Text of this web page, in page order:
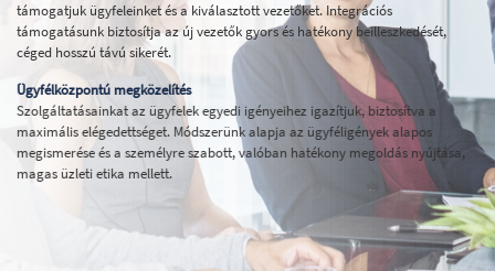
támogatjuk ügyfeleinket és a kiválasztott vezetőket. Integrációs
támogatásunk biztosítja az új vezetők gyors és hatékony beilleszkedését,
céged hosszú távú sikerét.
Ügyfélközpontú megközelítés
Szolgáltatásainkat az ügyfelek egyedi igényeihez igazítjuk, biztosítva a
maximális elégedettséget. Módszerünk alapja az ügyféligények alapos
megismerése és a személyre szabott, valóban hatékony megoldás nyújtása,
magas üzleti etika mellett.